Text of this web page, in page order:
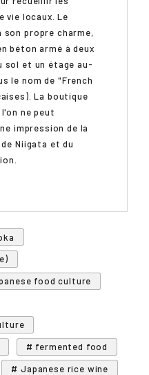
vie locaux. Le
propre charme,
béton armé à deux
sol et un étage au-
le nom de "French
La boutique
ne peut
impression de la
Niigata et du
food culture
# fermented food
# Japanese rice wine